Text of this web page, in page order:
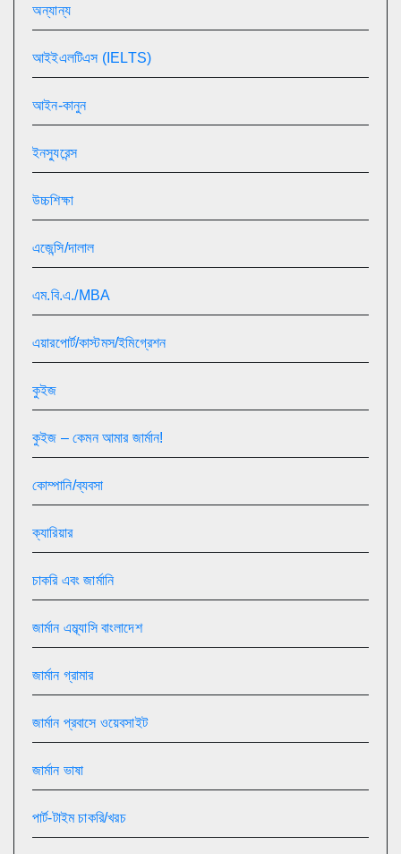
অন্যান্য
আইইএলটিএস (IELTS)
আইন-কানুন
ইনস্যুরেন্স
উচ্চশিক্ষা
এজেন্সি/দালাল
এম.বি.এ./MBA
এয়ারপোর্ট/কাস্টমস/ইমিগ্রেশন
কুইজ
কুইজ – কেমন আমার জার্মান!
কোম্পানি/ব্যবসা
ক্যারিয়ার
চাকরি এবং জার্মানি
জার্মান এম্ব্যাসি বাংলাদেশ
জার্মান গ্রামার
জার্মান প্রবাসে ওয়েবসাইট
জার্মান ভাষা
পার্ট-টাইম চাকরি/খরচ